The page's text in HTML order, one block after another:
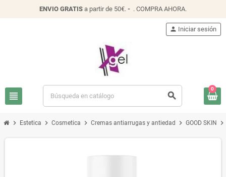
ENVIO GRATIS a partir de 50€. - . COMPRA AHORA.
view_headline search
person Iniciar sesión
0
chevron_right Estetica chevron_right Cosmetica chevron_right Cremas antiarrugas y antiedad chevron_right GOOD SKIN chevron_right